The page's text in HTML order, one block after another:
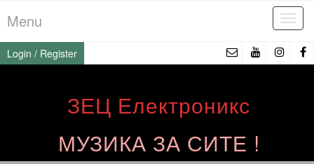
to
the
content
Menu
Login / Register
ЗЕЦ Електроникс
МУЗИКА ЗА СИТЕ !